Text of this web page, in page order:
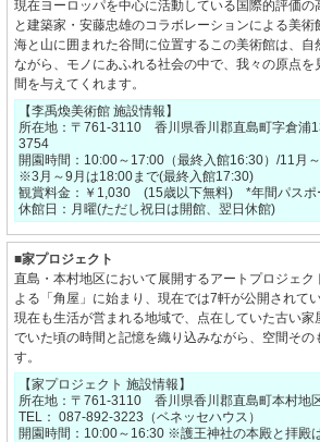
現在ヨーロッパを中心に活動している国際的評価
と建築家・安藤忠雄のコラボレーションによる美術
海と山に囲まれた谷間に位置するこの美術館は、自
ながら、モノにあふれる社会の中で、我々の原点
間を与えてくれます。
【李禹煥美術館 施設情報】
所在地：〒761-3110 香川県香川郡直島町字倉
3754
開園時間：10:00～17:00（最終入館16:30）/11月
※3月～9月は18:00まで(最終入館17:30)
観賞料金：￥1,030 (15歳以下無料) *年間パスポ
休館日：月曜(ただし祝日は開館、翌日休館)
■家プロジェクト
直島・本村地区において展開するアートプロジェ
よる「角屋」に始まり、現在では7軒が公開されてい
現在も生活が営まれる地域で、点在していた古い家
でいた頃の時間と記憶を織り込みながら、空間その
す。
【家プロジェクト 施設情報】
所在地：〒761-3110 香川県香川郡直島町本村地
TEL： 087-892-3223（ベネッセハウス）
開園時間：10:00～16:30 ※護王神社の本殿と拝殿